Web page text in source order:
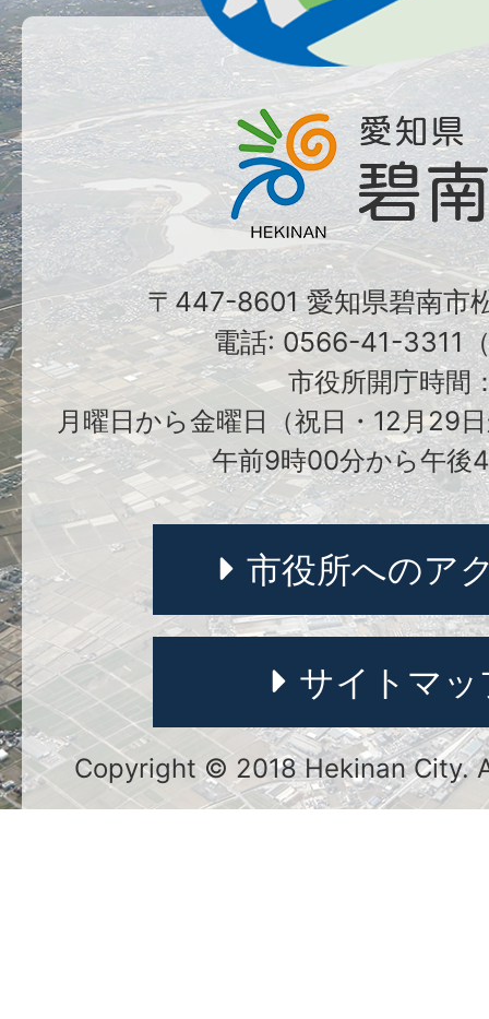
〒447-8601 愛知県碧南市
電話: 0566-41-3311
市役所開庁時間
月曜日から金曜日（祝日・12月29
午前9時00分から午後
市役所へのア
サイトマッ
Copyright © 2018 Hekinan City.